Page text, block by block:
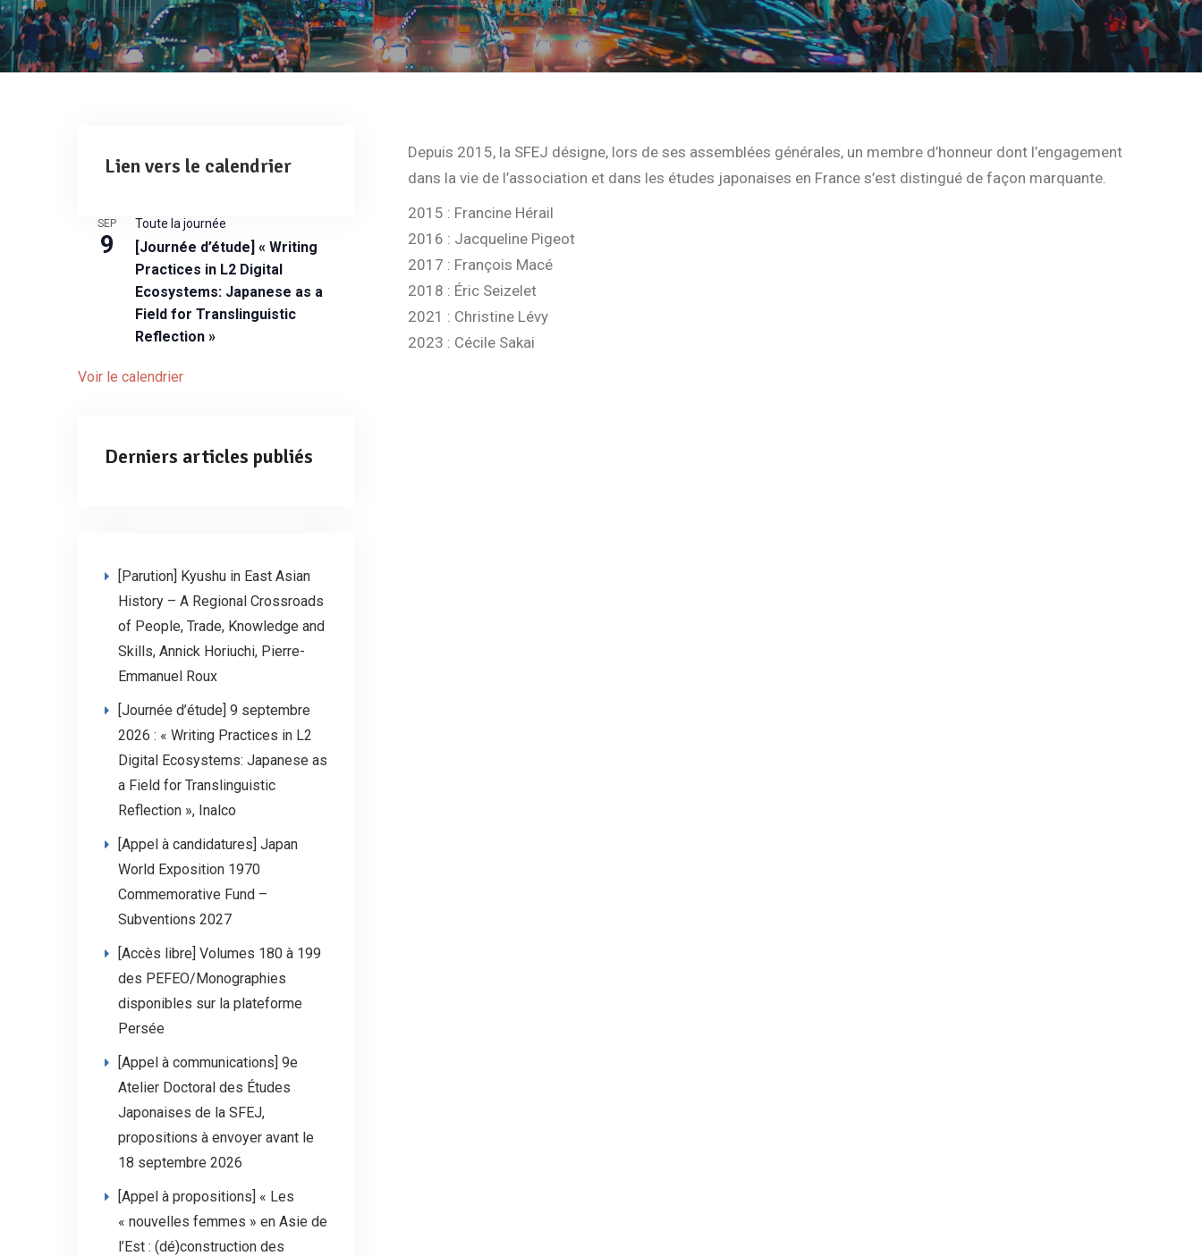
Depuis 2015, la SFEJ désigne, lors de ses assemblées générales, un membre d’honneur dont l’engagement
dans la vie de l’association et dans les études japonaises en France s’est distingué de façon marquante.
2015 : Francine Hérail
2016 : Jacqueline Pigeot
2017 : François Macé
2018 : Éric Seizelet
2021 : Christine Lévy
2023 : Cécile Sakai
Lien vers le calendrier
SEP
9
Toute la journée
[Journée d’étude] « Writing
Practices in L2 Digital
Ecosystems: Japanese as a
Field for Translinguistic
Reflection »
Voir le calendrier
Derniers articles publiés
[Parution] Kyushu in East Asian
History – A Regional Crossroads
of People, Trade, Knowledge and
Skills, Annick Horiuchi, Pierre-
Emmanuel Roux
[Journée d’étude] 9 septembre
2026 : « Writing Practices in L2
Digital Ecosystems: Japanese as
a Field for Translinguistic
Reflection », Inalco
[Appel à candidatures] Japan
World Exposition 1970
Commemorative Fund –
Subventions 2027
[Accès libre] Volumes 180 à 199
des PEFEO/Monographies
disponibles sur la plateforme
Persée
[Appel à communications] 9e
Atelier Doctoral des Études
Japonaises de la SFEJ,
propositions à envoyer avant le
18 septembre 2026
[Appel à propositions] « Les
« nouvelles femmes » en Asie de
l’Est : (dé)construction des